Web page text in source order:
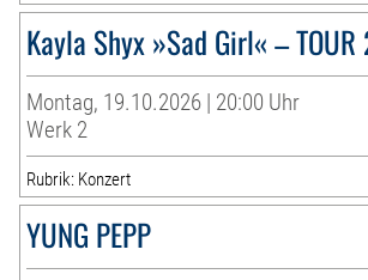
Kayla Shyx »Sad Girl« –
Montag, 19.10.2026 | 20:00 Uhr
Werk 2
Rubrik: Konzert
YUNG PEPP